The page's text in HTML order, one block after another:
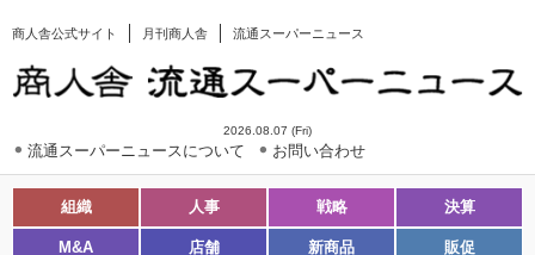
商人舎公式サイト 月刊商人舎 流通スーパーニュース
2026.08.07 (Fri)
流通スーパーニュースについて お問い合わせ
組織 人事 戦略 決算
M&A 店舗 新商品 販促